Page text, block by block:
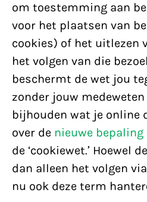
om toestemming aan
voor het plaatsen van
cookies) of het uitlezen
het volgen van die
beschermt de wet jou
zonder jouw
bijhouden wat je online
over de nieuwe bepaling
de ‘cookiewet.’ Hoewel
dan alleen het volgen
nu ook deze term